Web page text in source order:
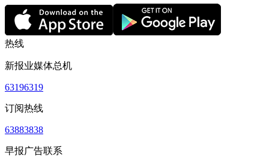
热线
新报业媒体总机
63196319
订阅热线
63883838
早报广告联系